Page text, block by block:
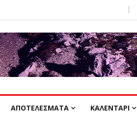
ΑΠΟΤΕΛΕΣΜΑΤΑ ΚΑΛΕΝΤΑΡΙ